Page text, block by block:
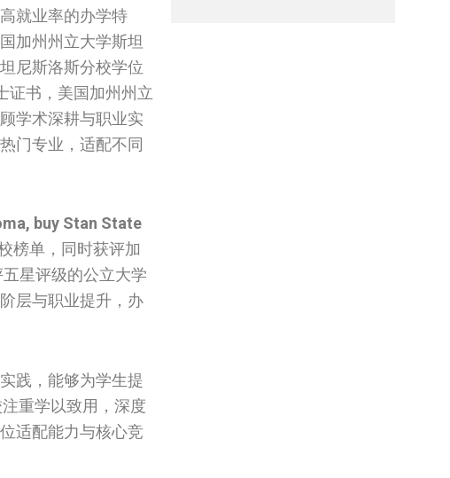
就业率的办学特
加州州立大学斯坦
尼斯洛斯分校学位
证书，美国加州州立
学术深耕与职业实
门专业，适配不同
buy Stan State
榜单，同时获评加
星评级的公立大学
层与职业提升，办
践，能够为学生提
重学以致用，深度
适配能力与核心竞